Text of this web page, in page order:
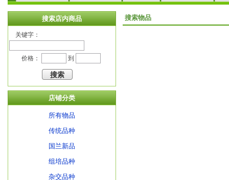
搜索店内商品
关键字：
价格： 到
店铺分类
所有物品
传统品种
国兰新品
组培品种
杂交品种
搜索物品